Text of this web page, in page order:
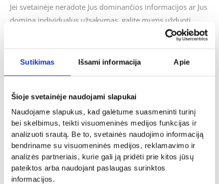
Sutikimas Išsami informacija Apie
Šioje svetainėje naudojami slapukai
Naudojame slapukus, kad galėtume suasmeninti turinį
bei skelbimus, teikti visuomeninės medijos funkcijas ir
analizuoti srautą. Be to, svetainės naudojimo informaciją
bendriname su visuomeninės medijos, reklamavimo ir
analizės partneriais, kurie gali ją pridėti prie kitos jūsų
pateiktos arba naudojant paslaugas surinktos
informacijos.
Jei svetainėje neradote Jus dominančios informacijos ar Jus
domina individualus užsakymas, galite mums užduoti
klausimus ir mes pasistengsime kuo skubiau į juos
atsakyti.
Panašūs produktai